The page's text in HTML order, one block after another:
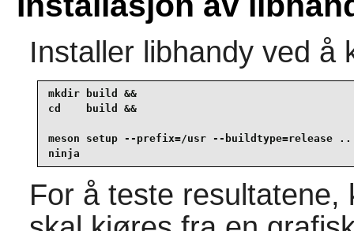
Installer libhandyved å
mkdir build &&
cd    build &&
meson setup --prefix=/usr --buildtype=release ..
ninja
For å teste